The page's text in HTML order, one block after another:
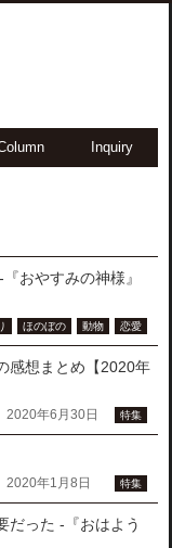
Inquiry
おやすみの神様』
ほのぼの 動物 恋愛
感想まとめ【2020年
2020年6月30日 特集
2020年1月8日 特集
だった -『おはよう